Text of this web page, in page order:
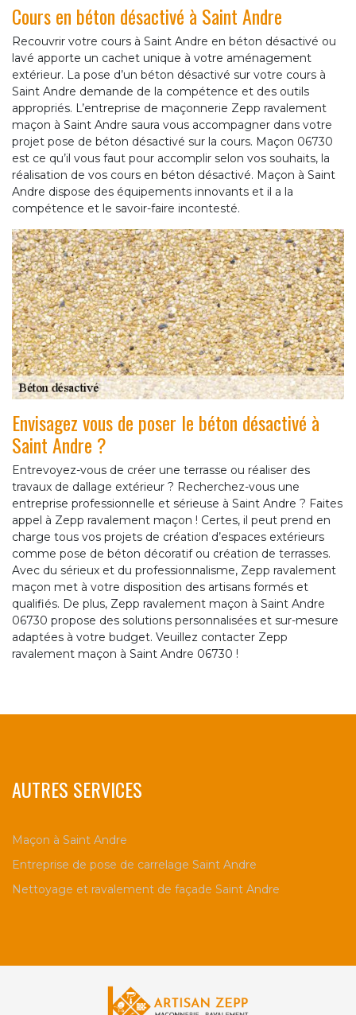
Cours en béton désactivé à Saint Andre
Recouvrir votre cours à Saint Andre en béton désactivé ou
lavé apporte un cachet unique à votre aménagement
extérieur. La pose d’un béton désactivé sur votre cours à
Saint Andre demande de la compétence et des outils
appropriés. L’entreprise de maçonnerie Zepp ravalement
maçon à Saint Andre saura vous accompagner dans votre
projet pose de béton désactivé sur la cours. Maçon 06730
est ce qu’il vous faut pour accomplir selon vos souhaits, la
réalisation de vos cours en béton désactivé. Maçon à Saint
Andre dispose des équipements innovants et il a la
compétence et le savoir-faire incontesté.
Envisagez vous de poser le béton désactivé à
Saint Andre ?
Entrevoyez-vous de créer une terrasse ou réaliser des
travaux de dallage extérieur ? Recherchez-vous une
entreprise professionnelle et sérieuse à Saint Andre ? Faites
appel à Zepp ravalement maçon ! Certes, il peut prend en
charge tous vos projets de création d’espaces extérieurs
comme pose de béton décoratif ou création de terrasses.
Avec du sérieux et du professionnalisme, Zepp ravalement
maçon met à votre disposition des artisans formés et
qualifiés. De plus, Zepp ravalement maçon à Saint Andre
06730 propose des solutions personnalisées et sur-mesure
adaptées à votre budget. Veuillez contacter Zepp
ravalement maçon à Saint Andre 06730 !
AUTRES SERVICES
Maçon à Saint Andre
Entreprise de pose de carrelage Saint Andre
Nettoyage et ravalement de façade Saint Andre